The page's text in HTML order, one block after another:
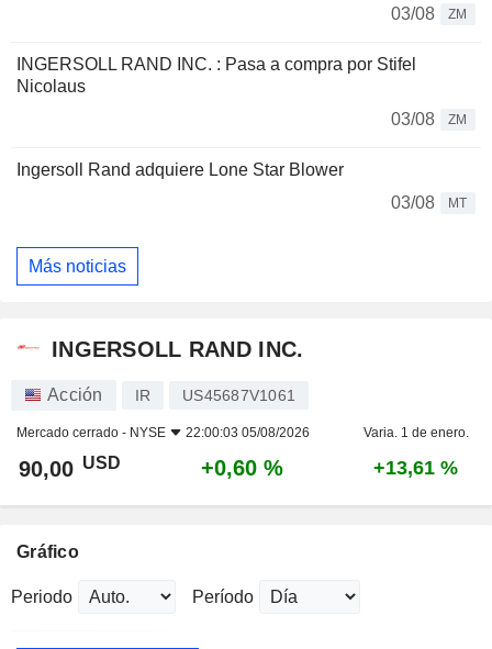
03/08
ZM
INGERSOLL RAND INC. : Pasa a compra por Stifel
Nicolaus
03/08
ZM
Ingersoll Rand adquiere Lone Star Blower
03/08
MT
Más noticias
INGERSOLL RAND INC.
Acción IR US45687V1061
Mercado cerrado - NYSE 22:00:03 05/08/2026 Varia. 1 de enero.
90,00 USD +0,60 % +13,61 %
Gráfico
Periodo Período